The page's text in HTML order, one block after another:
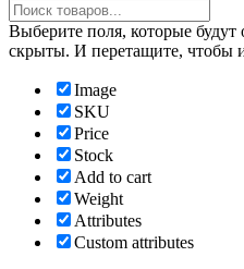
Выберите поля, которые будут
скрыты. И перетащите, чтобы
Image
SKU
Price
Stock
Add to cart
Weight
Attributes
Custom attributes